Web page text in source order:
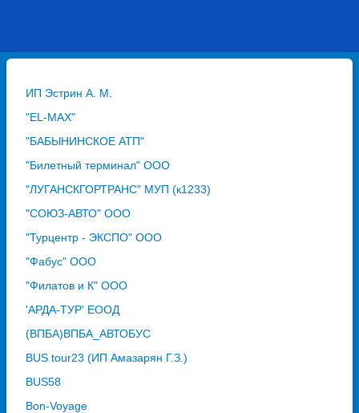
ИП Эстрин А. М.
"EL-MAX"
"БАБЫНИНСКОЕ АТП"
"Билетный терминал" ООО
"ЛУГАНСКГОРТРАНС" МУП (к1233)
"СОЮЗ-АВТО" ООО
"Турцентр - ЭКСПО" ООО
"Фабус" ООО
"Филатов и К" ООО
'АРДА-ТУР' ЕООД
(ВПБА)ВПБА_АВТОБУС
BUS tour23 (ИП Амазарян Г.З.)
BUS58
Bon-Voyage